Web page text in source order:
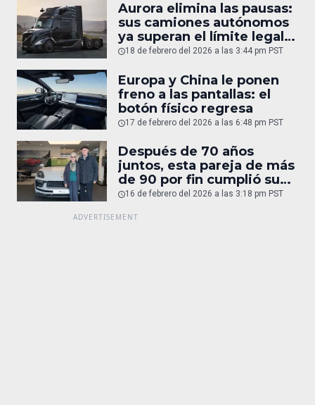
Aurora elimina las pausas:
sus camiones autónomos
ya superan el límite legal
humano
18 de febrero del 2026 a las 3:44 pm PST
Europa y China le ponen
freno a las pantallas: el
botón físico regresa
17 de febrero del 2026 a las 6:48 pm PST
Después de 70 años
juntos, esta pareja de más
de 90 por fin cumplió su
sueño: un Porsche
16 de febrero del 2026 a las 3:18 pm PST